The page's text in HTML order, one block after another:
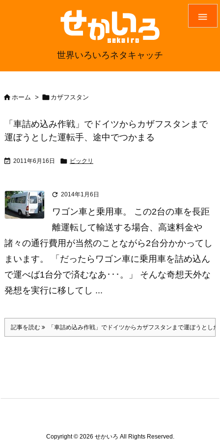
世界いろいろネタキャッチ

ホーム >  カザフスタン
「車詰め込み作戦」でドイツからカザフスタンまで
運ぼうとした運転手、途中でつかまる
 2011年6月16日  ビックリ
 2014年1月6日
ワゴン車と乗用車。 この2台の車を長距
離運転して輸送する場合、高速料金や
諸々の通行費用が当然のことながら2台分かかってし
まいます。 「だったらワゴン車に乗用車を詰め込ん
で運べば1台分で済むなあ･･･。」 そんな奇想天外な
発想を実行に移してし ...
記事を読む 「車詰め込み作戦」でドイツからカザフスタンまで運ぼうとし
Copyright © 2026 せかいろ All Rights Reserved.